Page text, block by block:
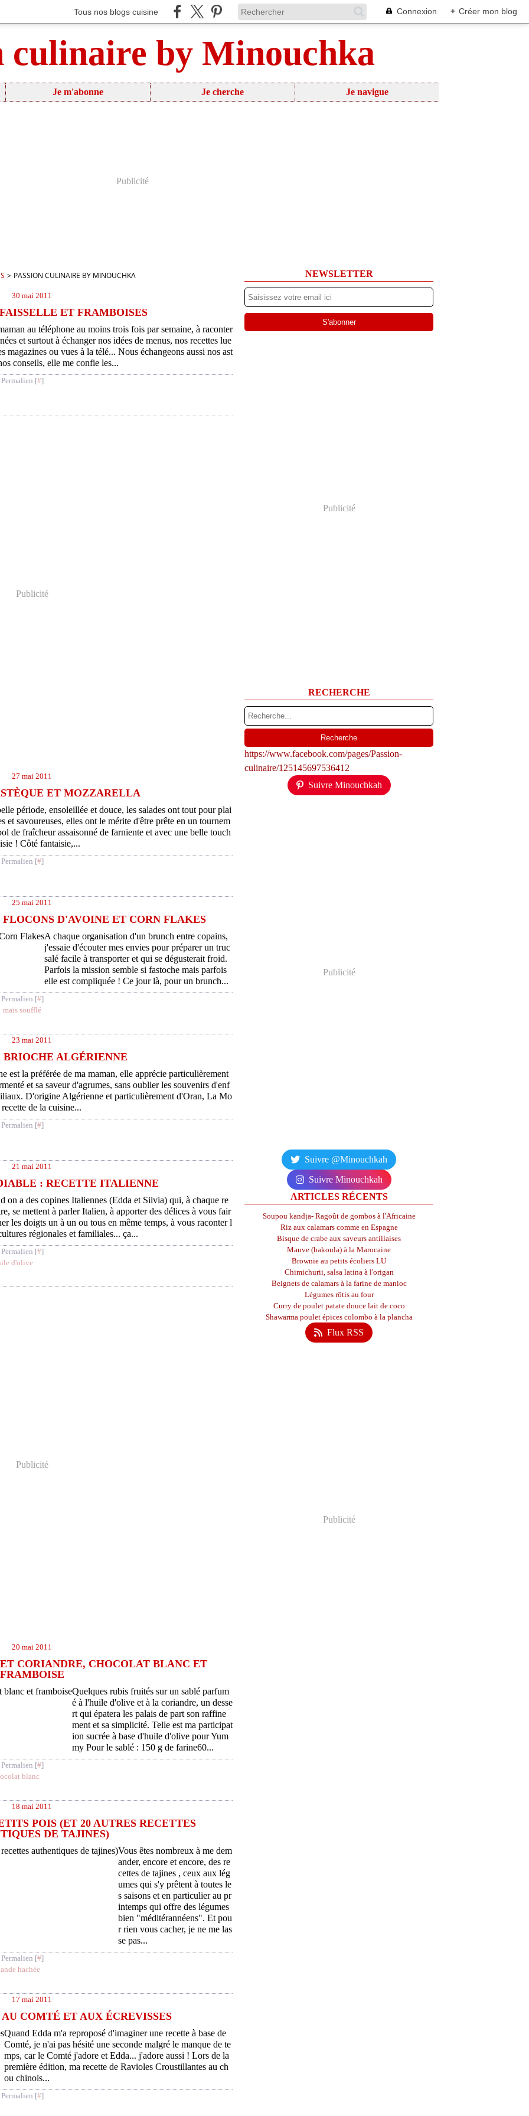
Tous nos blogs cuisine Connexion + Créer mon blog
culinaire by Minouchka
Je m'abonne Je cherche Je navigue
Publicité
> PASSION CULINAIRE BY MINOUCHKA
30 mai 2011
ET FRAMBOISES
au téléphone au moins trois fois par semaine, à raconter
et surtout à échanger nos idées de menus, nos recettes lue
magazines ou vues à la télé... Nous échangeons aussi nos ast
conseils, elle me confie les...
Permalien [#]
Publicité
27 mai 2011
ET MOZZARELLA
période, ensoleillée et douce, les salades ont tout pour plai
et savoureuses, elles ont le mérite d'être prête en un tournem
de fraîcheur assaisonné de farniente et avec une belle touch
! Côté fantaisie,...
Permalien [#]
25 mai 2011
D'AVOINE ET CORN FLAKES
A chaque organisation d'un brunch entre copains,
j'essaie d'écouter mes envies pour préparer un truc
salé facile à transporter et qui se dégusterait froid.
Parfois la mission semble si fastoche mais parfois
elle est compliquée ! Ce jour là, pour un brunch...
Permalien [#]
maïs soufflé
23 mai 2011
ALGÉRIENNE
est la préférée de ma maman, elle apprécie particulièrement
et sa saveur d'agrumes, sans oublier les souvenirs d'enf
D'origine Algérienne et particulièrement d'Oran, La Mo
de la cuisine...
Permalien [#]
21 mai 2011
: RECETTE ITALIENNE
on a des copines Italiennes (Edda et Silvia) qui, à chaque re
se mettent à parler Italien, à apporter des délices à vous fair
les doigts un à un ou tous en même temps, à vous raconter l
régionales et familiales... ça...
Permalien [#]
d'olive
Publicité
20 mai 2011
CORIANDRE, CHOCOLAT BLANC ET
FRAMBOISE
Quelques rubis fruités sur un sablé parfum
é à l'huile d'olive et à la coriandre, un desse
rt qui épatera les palais de part son raffine
ment et sa simplicité. Telle est ma participat
ion sucrée à base d'huile d'olive pour Yum
my Pour le sablé : 150 g de farine60...
Permalien [#]
blanc
18 mai 2011
POIS (ET 20 AUTRES RECETTES
DE TAJINES)
Vous êtes nombreux à me dem
ander, encore et encore, des re
cettes de tajines , ceux aux lég
umes qui s'y prêtent à toutes le
s saisons et en particulier au pr
intemps qui offre des légumes
bien "méditérannéens". Et pou
r rien vous cacher, je ne me las
se pas...
Permalien [#]
hachée
17 mai 2011
COMTÉ ET AUX ÉCREVISSES
Quand Edda m'a reproposé d'imaginer une recette à base de
Comté, je n'ai pas hésité une seconde malgré le manque de te
mps, car le Comté j'adore et Edda... j'adore aussi ! Lors de la
première édition, ma recette de Ravioles Croustillantes au ch
ou chinois...
Permalien [#]
NEWSLETTER
Publicité
RECHERCHE
https://www.facebook.com/pages/Passion-
culinaire/125145697536412
Suivre Minouchkah
Publicité
Suivre @Minouchkah
Suivre Minouchkah
ARTICLES RÉCENTS
Soupou kandja- Ragoût de gombos à l'Africaine
Riz aux calamars comme en Espagne
Bisque de crabe aux saveurs antillaises
Mauve (bakoula) à la Marocaine
Brownie au petits écoliers LU
Chimichurii, salsa latina à l'origan
Beignets de calamars à la farine de manioc
Légumes rôtis au four
Curry de poulet patate douce lait de coco
Shawarma poulet épices colombo à la plancha
Flux RSS
Publicité